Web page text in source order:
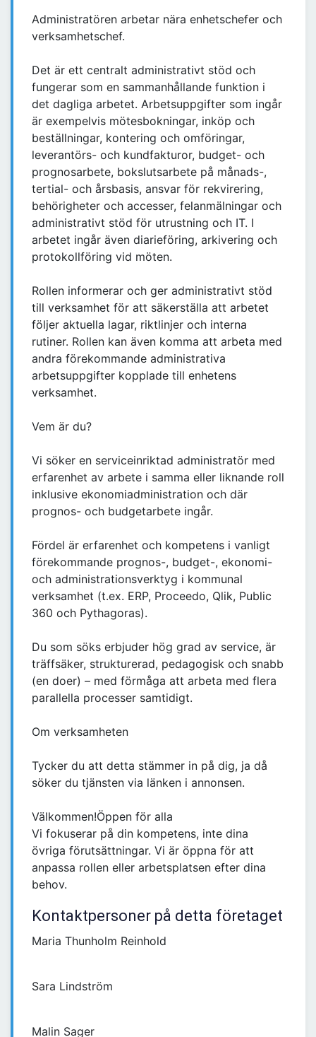
Administratören arbetar nära enhetschefer och
verksamhetschef.
Det är ett centralt administrativt stöd och
fungerar som en sammanhållande funktion i
det dagliga arbetet. Arbetsuppgifter som ingår
är exempelvis mötesbokningar, inköp och
beställningar, kontering och omföringar,
leverantörs- och kundfakturor, budget- och
prognosarbete, bokslutsarbete på månads-,
tertial- och årsbasis, ansvar för rekvirering,
behörigheter och accesser, felanmälningar och
administrativt stöd för utrustning och IT. I
arbetet ingår även diarieföring, arkivering och
protokollföring vid möten.
Rollen informerar och ger administrativt stöd
till verksamhet för att säkerställa att arbetet
följer aktuella lagar, riktlinjer och interna
rutiner. Rollen kan även komma att arbeta med
andra förekommande administrativa
arbetsuppgifter kopplade till enhetens
verksamhet.
Vem är du?
Vi söker en serviceinriktad administratör med
erfarenhet av arbete i samma eller liknande roll
inklusive ekonomiadministration och där
prognos- och budgetarbete ingår.
Fördel är erfarenhet och kompetens i vanligt
förekommande prognos-, budget-, ekonomi-
och administrationsverktyg i kommunal
verksamhet (t.ex. ERP, Proceedo, Qlik, Public
360 och Pythagoras).
Du som söks erbjuder hög grad av service, är
träffsäker, strukturerad, pedagogisk och snabb
(en doer) – med förmåga att arbeta med flera
parallella processer samtidigt.
Om verksamheten
Tycker du att detta stämmer in på dig, ja då
söker du tjänsten via länken i annonsen.
Välkommen!Öppen för alla
Vi fokuserar på din kompetens, inte dina
övriga förutsättningar. Vi är öppna för att
anpassa rollen eller arbetsplatsen efter dina
behov.
Kontaktpersoner på detta företaget
Maria Thunholm Reinhold
Sara Lindström
Malin Sager